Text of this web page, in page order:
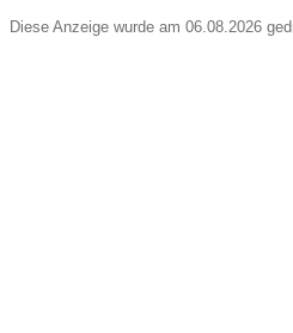
Diese Anzeige wurde am 06.08.2026